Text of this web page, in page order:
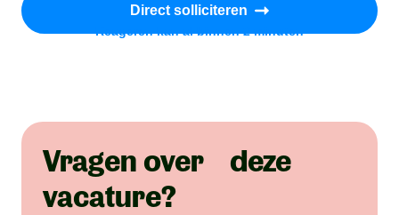
Direct solliciteren
Reageren kan al binnen 2 minuten
Vragen over deze
vacature?